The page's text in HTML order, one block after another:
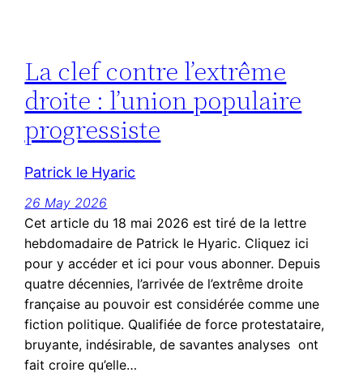
La clef contre l’extrême
droite : l’union populaire
progressiste
Patrick le Hyaric
26 May 2026
Cet article du 18 mai 2026 est tiré de la lettre
hebdomadaire de Patrick le Hyaric. Cliquez ici
pour y accéder et ici pour vous abonner. Depuis
quatre décennies, l’arrivée de l’extrême droite
française au pouvoir est considérée comme une
fiction politique. Qualifiée de force protestataire,
bruyante, indésirable, de savantes analyses ont
fait croire qu’elle…